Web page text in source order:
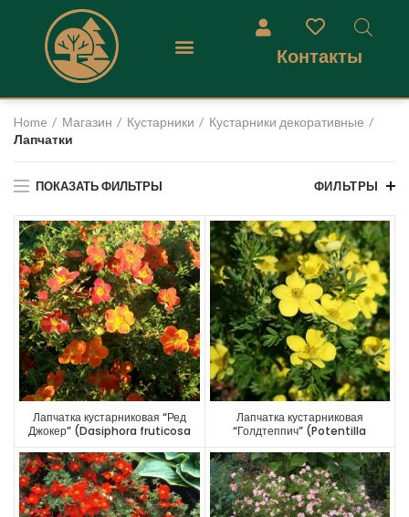
Контакты
Home Магазин Кустарники
Кустарники декоративные
Лапчатки
ПОКАЗАТЬ ФИЛЬТРЫ ФИЛЬТРЫ
Лапчатка кустарниковая “Ред
Джокер” (Dasiphora fruticosa
“Red Jocker”)
Лапчатка кустарниковая
“Голдтеппич” (Potentilla
fruticosa “Goldteppich”)